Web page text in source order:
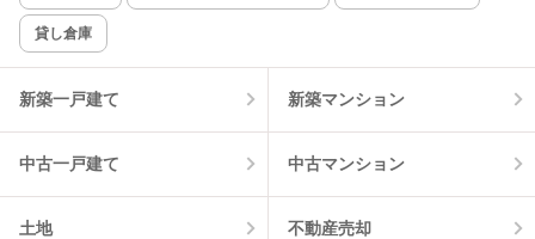
該当件数:
4
貸し倉庫
新築一戸建て 新築マンション
中古一戸建て 中古マンション
土地 不動産売却